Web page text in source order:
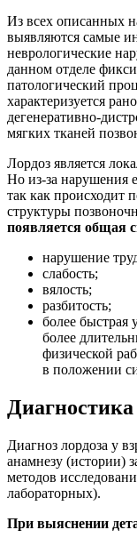
Из всех описанных
выявляются самые
неврологические
данном отделе
патологический
характеризуется
дегенеративно-
мягких тканей
Лордоз является
Но из-за нарушения
так как происходит
структуры
появляется общая
нарушение
слабость;
вялость;
разбитость;
более быстрая
более
физической
в положении
Диагностика
Диагноз лордоза у
анамнезу (истории)
методов
лабораторных).
При выяснении